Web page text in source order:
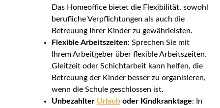
Das Homeoffice bietet die Flexibilität, sowohl
berufliche Verpflichtungen als auch die
Betreuung Ihrer Kinder zu gewährleisten.
Flexible Arbeitszeiten: Sprechen Sie mit
Ihrem Arbeitgeber über flexible Arbeitszeiten.
Gleitzeit oder Schichtarbeit kann helfen, die
Betreuung der Kinder besser zu organisieren,
wenn die Schule geschlossen ist.
Unbezahlter Urlauboder Kindkranktage: In